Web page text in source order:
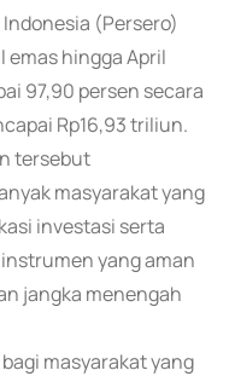
(Persero)
hingga April
97,90 persen secara
Rp16,93 triliun.
tersebut
masyarakat yang
investasi serta
yang aman
jangka menengah
masyarakat yang